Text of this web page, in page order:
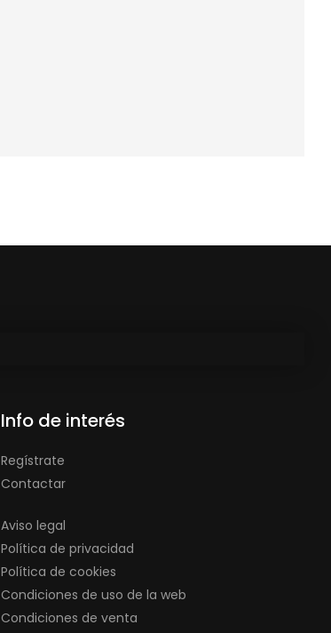
Info de interés
Regístrate
Contactar
Aviso legal
Política de privacidad
Política de cookies
Condiciones de uso de la web
Condiciones de venta